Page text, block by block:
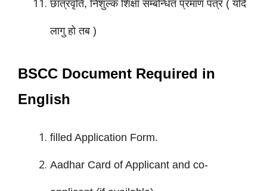
छात्रवृति, निशुल्क शिक्षासम्बन्धितप्रमाण पत्र ( यदि
लागु हो तब )
BSCC Document Required in
English
filled Application Form.
Aadhar Card of Applicant and co-